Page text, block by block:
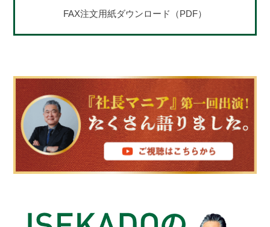
FAX注文用紙ダウンロード（PDF）